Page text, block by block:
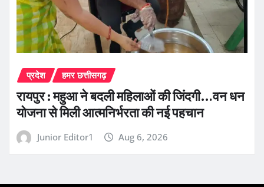
प्रदेश हमर छत्तीसगढ़
रायपुर : महुआ ने बदली महिलाओं की जिंदगी…वन धन
योजना से मिली आत्मनिर्भरता की नई पहचान
Junior Editor1 Aug 6, 2026